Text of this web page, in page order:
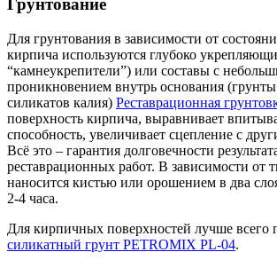
Грунтование
Для грунтования в зависимости от
кирпича используются глубоко
“камнеукрепители”) или составы с
проникновением внутрь основания
силикатов калия) Реставрационная
поверхность кирпича, выравнивает
способность, увеличивает сцепление с
Всё это – гарантия долговечности
реставрационных работ. В зависимости от
наносится кистью или орошением в два
2-4 часа.
Для кирпичных поверхностей лучше всего
силикатный грунт PETROMIX PL-04.